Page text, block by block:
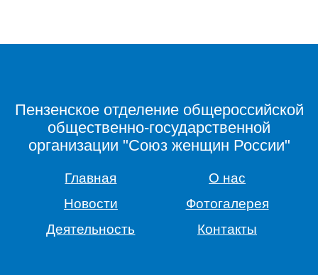
Пензенское отделение общероссийской
общественно-государственной
организации "Союз женщин России"
Главная
О нас
Новости
Фотогалерея
Деятельность
Контакты